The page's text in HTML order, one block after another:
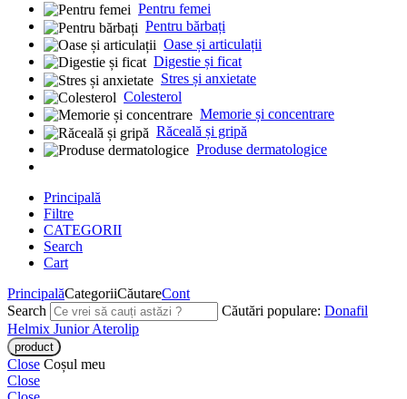
Pentru femei
Pentru bărbați
Oase și articulații
Digestie și ficat
Stres și anxietate
Colesterol
Memorie și concentrare
Răceală și gripă
Produse dermatologice
Principală
Filtre
CATEGORII
Search
Cart
PrincipalăCategoriiCăutareCont
Search
Căutări populare: Donafil
Helmix JuniorAterolip
Close Coșul meu
Close